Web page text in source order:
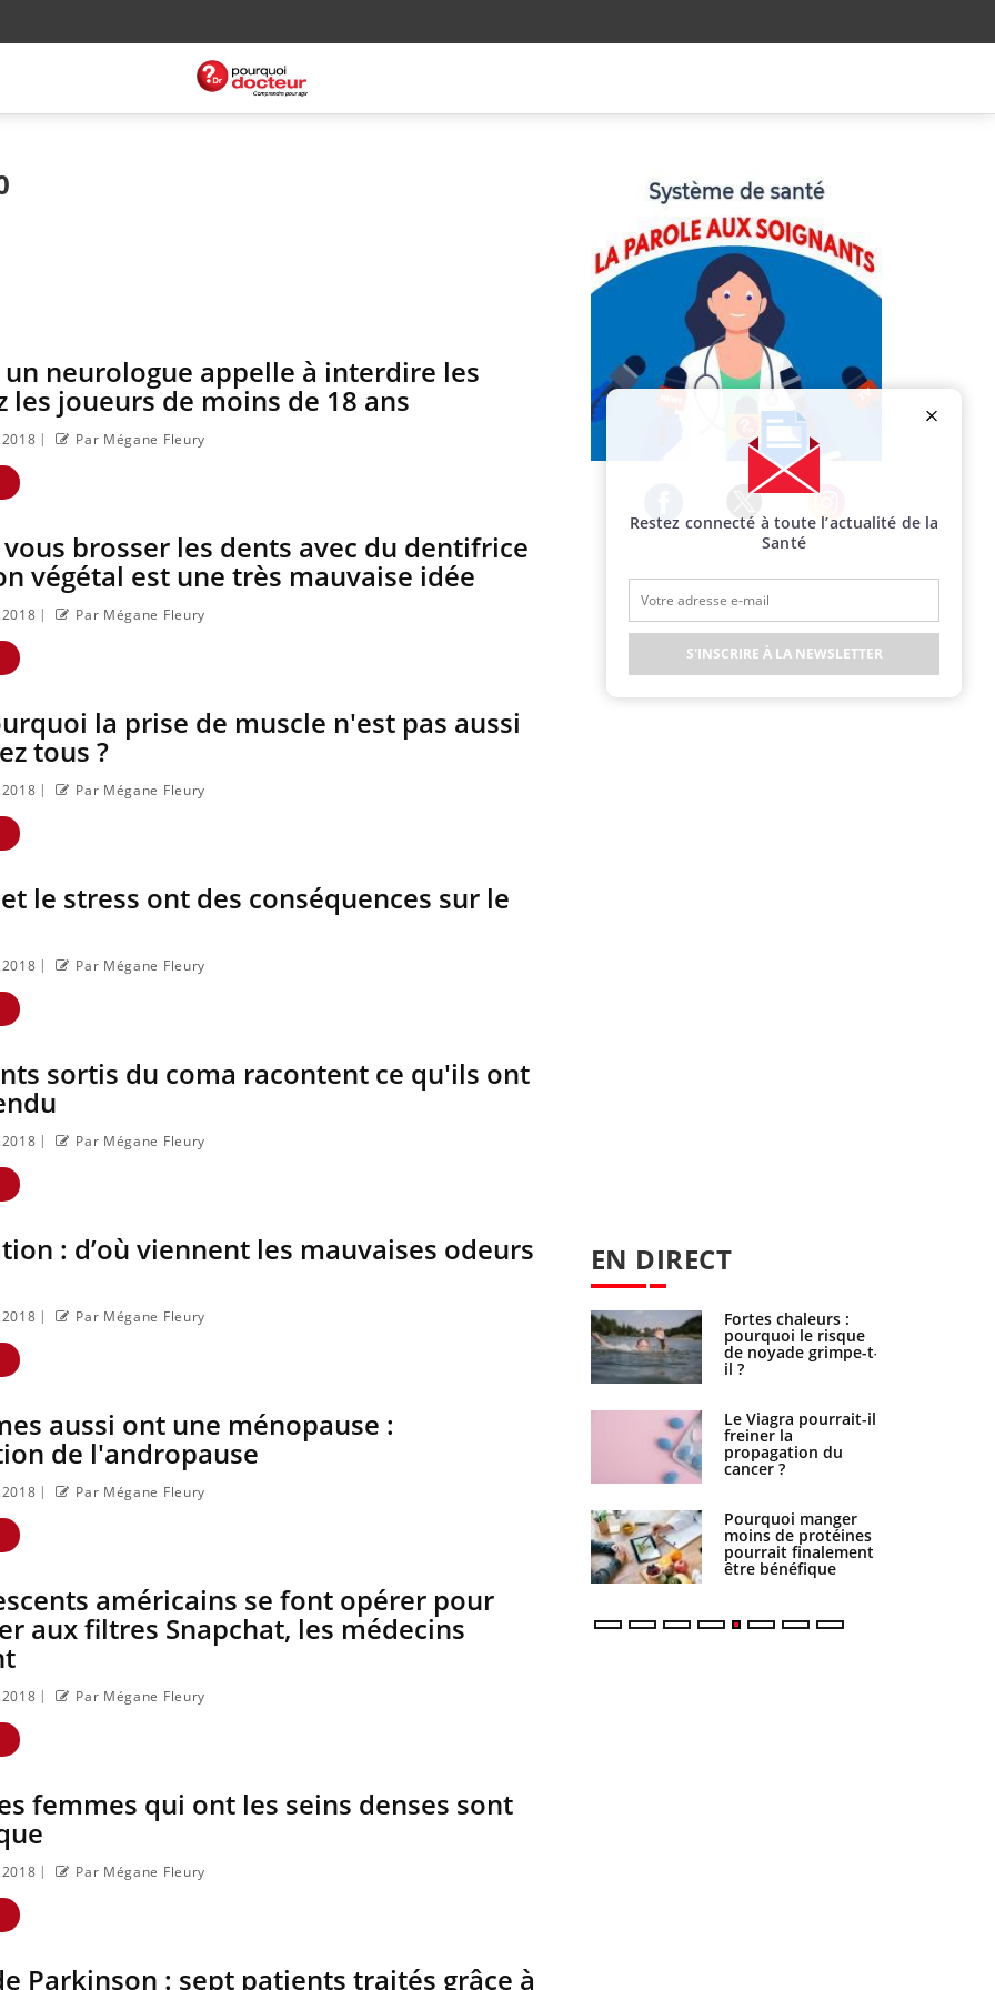
neurologue appelle à interdire les
les joueurs de moins de 18 ans
| Par Mégane Fleury
vous brosser les dents avec du dentifrice
végétal est une très mauvaise idée
| Par Mégane Fleury
la prise de muscle n'est pas aussi
tous ?
| Par Mégane Fleury
et le stress ont des conséquences sur le
| Par Mégane Fleury
sortis du coma racontent ce qu'ils ont
| Par Mégane Fleury
: d’où viennent les mauvaises odeurs
| Par Mégane Fleury
aussi ont une ménopause :
de l'andropause
| Par Mégane Fleury
américains se font opérer pour
aux filtres Snapchat, les médecins
| Par Mégane Fleury
femmes qui ont les seins denses sont
| Par Mégane Fleury
Parkinson : sept patients traités grâce à
Facebook Twitter Instagram
EN DIRECT
La sieste empêche-t-
VIH : la fin du
comprimé tous les
jours se profile-t-elle
enfin ?
Fortes chaleurs :
pourquoi le risque
de noyade grimpe-t-
il ?
Le Viagra pourrait-il
freiner la
propagation du
cancer ?
Pourquoi manger
moins de protéines
pourrait finalement
être bénéfique
Grossesse et chaleur
: ce que dit la
science
Le smartphone nuit-
il à l'apprentissage
de la lecture ?
Mordue par une
tique en vacances,
elle reste dans le
coma pendant 42
Restez connecté à toute l’actualité de la
Santé
S'INSCRIRE À LA NEWSLETTER